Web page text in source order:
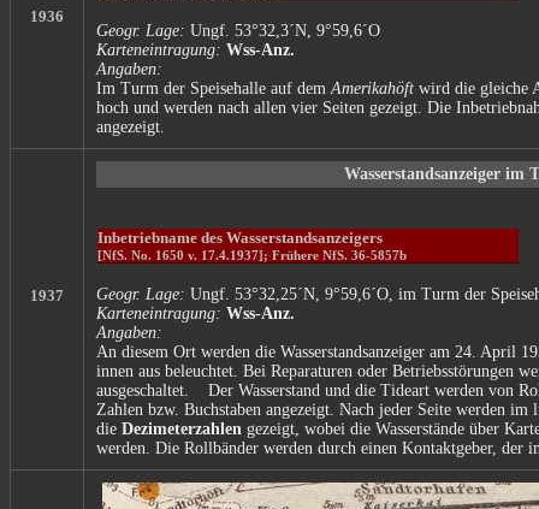
1936
Geogr. Lage: Ungf. 53°32,3´N, 9°59,6´O
Karteneintragung: Wss-Anz.
Angaben:
Im Turm der Speisehalle auf dem Amerikahöft wird die gleiche
hoch und werden nach allen vier Seiten gezeigt. Die
angezeigt.
1937
Wasserstandsanzeiger im
Inbetriebname des Wasserstandsanzeigers
[NfS. No. 1650 v. 17.4.1937]; Frühere NfS. 36-5857b
Geogr. Lage: Ungf. 53°32,25´N, 9°59,6´O, im Turm der
Karteneintragung: Wss-Anz.
Angaben:
An diesem Ort werden die Wasserstandsanzeiger am 24. April
innen aus beleuchtet. Bei Reparaturen oder Betriebsstörungen
ausgeschaltet. Der Wasserstand und die Tideart werden von
Zahlen bzw. Buchstaben angezeigt. Nach jeder Seite werden im
die Dezimeterzahlen gezeigt, wobei die Wasserstände über
werden. Die Rollbänder werden durch einen Kontaktgeber, der